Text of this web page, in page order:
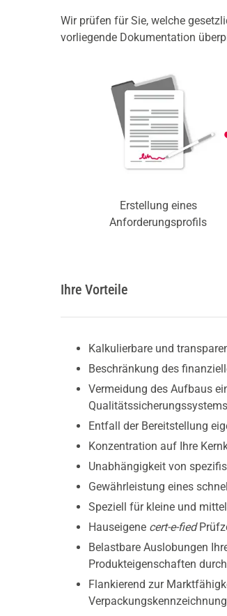
Wir prüfen für Sie, welche
vorliegende Dokumentation
Erstellung eines
Anforderungsprofils
Ihre Vorteile
Kalkulierbare und
Beschränkung des
Vermeidung des Aufbaus
Qualitätssicherungssystems
Entfall der Bereitstellung
Konzentration auf Ihre
Unabhängigkeit von
Gewährleistung eines
Speziell für kleine und
Hauseigene cert-e-fied
Belastbare Auslobungen
Produkteigenschaften
Flankierend zur